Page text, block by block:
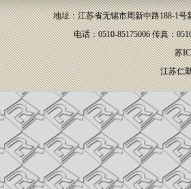
地址：江苏省无锡市周新中路188-1
电话：0510-85175006 传真：
苏
江苏仁